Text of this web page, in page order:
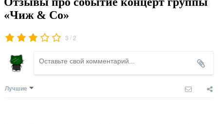
«Чиж & Co»
3 /2
Лучшие